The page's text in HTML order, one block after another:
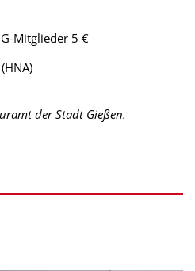
Mitglieder 5 €
der Stadt Gießen.